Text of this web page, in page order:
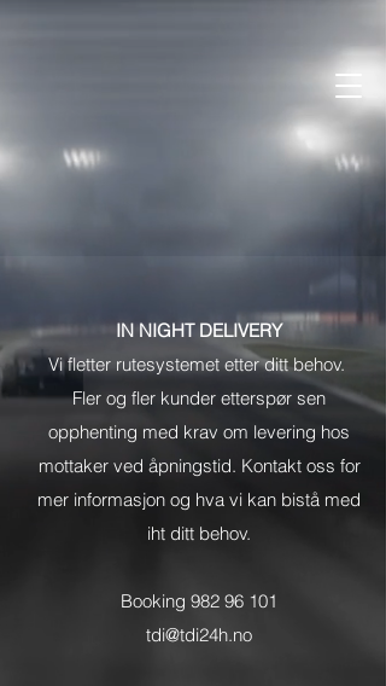
IN NIGHT DELIVERY
Vi fletter rutesystemet etter ditt behov.
Fler og fler kunder etterspør sen
opphenting med krav om levering hos
mottaker ved åpningstid. Kontakt oss for
mer informasjon og hva vi kan bistå med
iht ditt behov.
Booking 982 96 101
tdi@tdi24h.no